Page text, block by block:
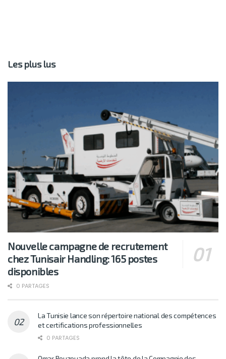
Les plus lus
Nouvelle campagne de recrutement
chez Tunisair Handling: 165 postes
disponibles
0 PARTAGES
La Tunisie lance son répertoire national des compétences
et certifications professionnelles
0 PARTAGES